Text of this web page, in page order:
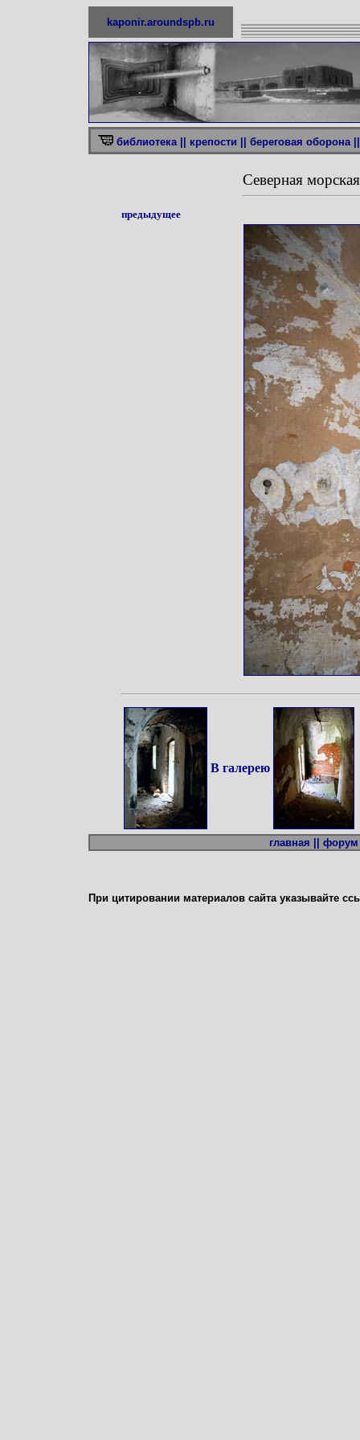
kaponir.aroundspb.ru
библиотека || крепости || береговая оборона ||
Северная
предыдущее
В галерею
главная || форум
При цитировании материалов сайта указывайте